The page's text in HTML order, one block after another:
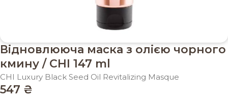
Відновлююча маска з олією чорного
кмину / CHI 147 ml
CHI Luxury Black Seed Oil Revitalizing Masque
547 ₴